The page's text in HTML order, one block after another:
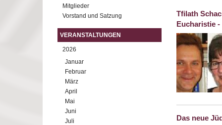
Mitglieder
Vorstand und Satzung
VERANSTALTUNGEN
2026
Januar
Februar
März
April
Mai
Juni
Juli
Tfilath
Eucharistie
Das neue